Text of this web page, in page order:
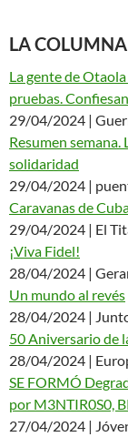
LA COLUMNA
La gente de
pruebas.
29/04/2024 |
Resumen semana.
solidaridad
29/04/2024 |
Caravanas de
29/04/2024 | El
¡Viva Fidel!
28/04/2024 |
Un mundo al revés
28/04/2024 |
50 Aniversario de
28/04/2024 |
SE FORMÓ
por M3NTIR0S0,
27/04/2024 |